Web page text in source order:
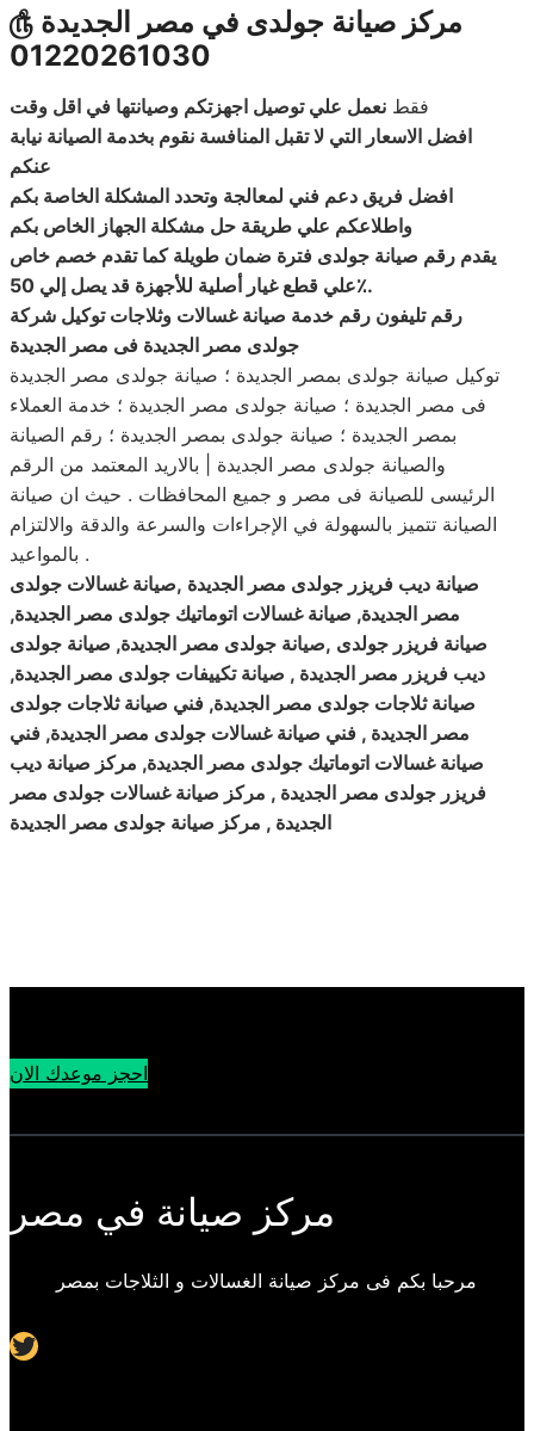
مركز صيانة جولدى في مصر الجديدة ௹
01220261030
فقط نعمل علي توصيل اجهزتكم وصيانتها في اقل وقت
افضل الاسعار التي لا تقبل المنافسة نقوم بخدمة الصيانة نيابة
عنكم
افضل فريق دعم فني لمعالجة وتحدد المشكلة الخاصة بكم
واطلاعكم علي طريقة حل مشكلة الجهاز الخاص بكم
يقدم رقم صيانة جولدى فترة ضمان طويلة كما تقدم خصم خاص
علي قطع غيار أصلية للأجهزة قد يصل إلي 50٪.
رقم تليفون رقم خدمة صيانة غسالات وثلاجات توكيل شركة
جولدى مصر الجديدة فى مصر الجديدة
توكيل صيانة جولدى بمصر الجديدة ؛ صيانة جولدى مصر الجديدة
فى مصر الجديدة ؛ صيانة جولدى مصر الجديدة ؛ خدمة العملاء
بمصر الجديدة ؛ صيانة جولدى بمصر الجديدة ؛ رقم الصيانة
والصيانة جولدى مصر الجديدة | بالاريد المعتمد من الرقم
الرئيسى للصيانة فى مصر و جميع المحافظات . حيث ان صيانة
الصيانة تتميز بالسهولة في الإجراءات والسرعة والدقة والالتزام
بالمواعيد .
صيانة ديب فريزر جولدى مصر الجديدة ,صيانة غسالات جولدى
مصر الجديدة, صيانة غسالات اتوماتيك جولدى مصر الجديدة,
صيانة فريزر جولدى ,صيانة جولدى مصر الجديدة, صيانة جولدى
ديب فريزر مصر الجديدة , صيانة تكييفات جولدى مصر الجديدة,
صيانة ثلاجات جولدى مصر الجديدة, فني صيانة ثلاجات جولدى
مصر الجديدة , فني صيانة غسالات جولدى مصر الجديدة, فني
صيانة غسالات اتوماتيك جولدى مصر الجديدة, مركز صيانة ديب
فريزر جولدى مصر الجديدة , مركز صيانة غسالات جولدى مصر
الجديدة , مركز صيانة جولدى مصر الجديدة
احجز موعدك الان
مركز صيانة في مصر
مرحبا بكم فى مركز صيانة الغسالات و الثلاجات بمصر
Twitter